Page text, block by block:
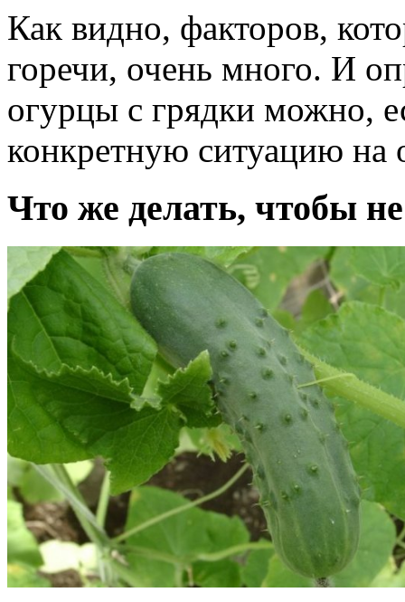
Как видно, факторов,
горечи, очень много. И
огурцы с грядки можно,
конкретную ситуацию на
Что же делать, чтобы